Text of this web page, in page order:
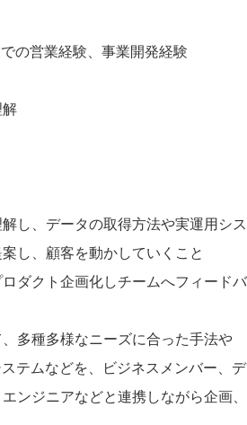
の営業経験、事業開発経験
解
し、データの取得方法や実運用シス
し、顧客を動かしていくこと
ロダクト企画化しチームへフィードバ
、多種多様なニーズに合った手法や
テムなどを、ビジネスメンバー、デ
ンジニアなどと連携しながら企画、